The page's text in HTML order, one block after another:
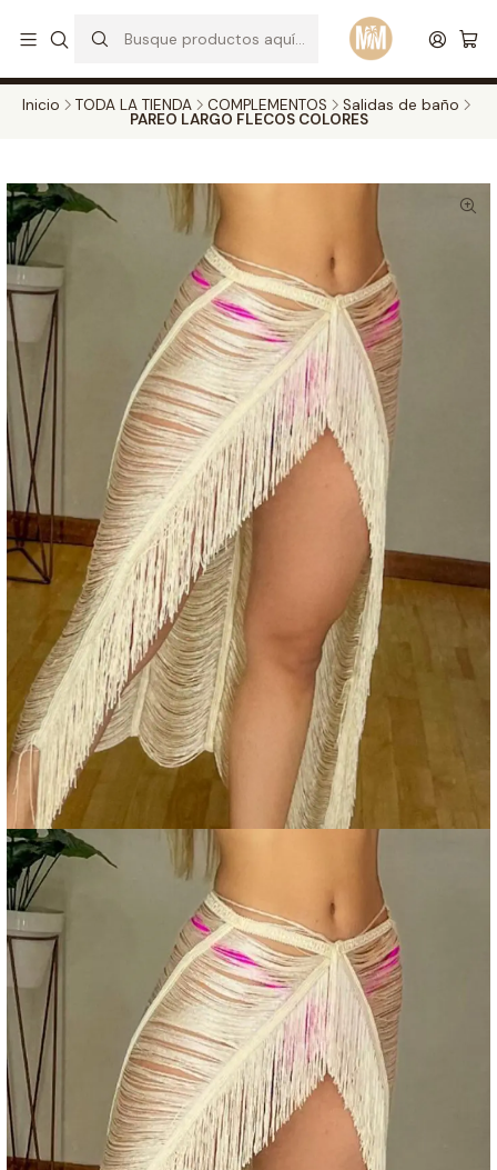
Envios a todo el pais. Opcion EXPRESS en Medellin y Bogota Leer más
Inicio TODA LA TIENDA COMPLEMENTOS Salidas de baño
PAREO LARGO FLECOS COLORES